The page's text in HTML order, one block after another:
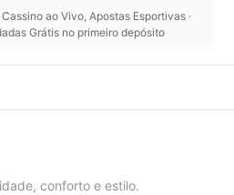
ao Vivo, Apostas Esportivas ·
Grátis no primeiro depósito
conforto e estilo.